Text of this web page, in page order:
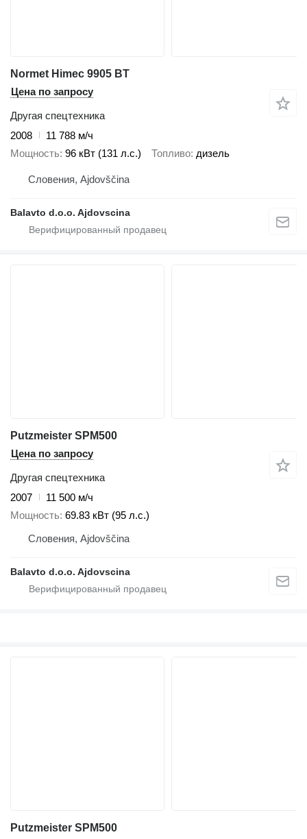
Normet Himec 9905 BT
Цена по запросу
Другая спецтехника
2008
11 788 м/ч
Мощность 96 кВт (131 л.с.) Топливо дизель
Словения, Ajdovščina
Balavto d.o.o. Ajdovscina
Putzmeister SPM500
Цена по запросу
Другая спецтехника
2007
11 500 м/ч
Мощность 69.83 кВт (95 л.с.)
Словения, Ajdovščina
Balavto d.o.o. Ajdovscina
Putzmeister SPM500